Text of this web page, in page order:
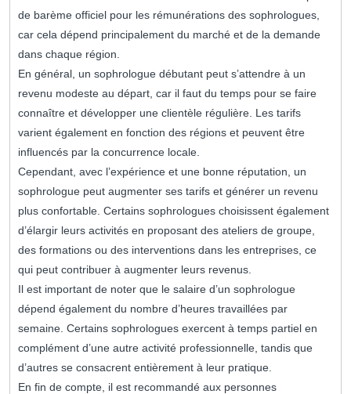
de barème officiel pour les rémunérations des sophrologues,
car cela dépend principalement du marché et de la demande
dans chaque région.
En général, un sophrologue débutant peut s’attendre à un
revenu modeste au départ, car il faut du temps pour se faire
connaître et développer une clientèle régulière. Les tarifs
varient également en fonction des régions et peuvent être
influencés par la concurrence locale.
Cependant, avec l’expérience et une bonne réputation, un
sophrologue peut augmenter ses tarifs et générer un revenu
plus confortable. Certains sophrologues choisissent également
d’élargir leurs activités en proposant des ateliers de groupe,
des formations ou des interventions dans les entreprises, ce
qui peut contribuer à augmenter leurs revenus.
Il est important de noter que le salaire d’un sophrologue
dépend également du nombre d’heures travaillées par
semaine. Certains sophrologues exercent à temps partiel en
complément d’une autre activité professionnelle, tandis que
d’autres se consacrent entièrement à leur pratique.
En fin de compte, il est recommandé aux personnes